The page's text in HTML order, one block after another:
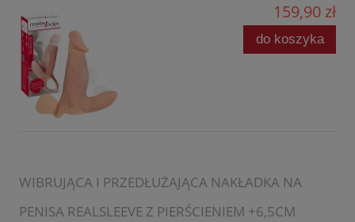
159,90 zł
do koszyka
WIBRUJĄCA I PRZEDŁUŻAJĄCA NAKŁADKA NA
PENISA REALSLEEVE Z PIERŚCIENIEM +6,5CM